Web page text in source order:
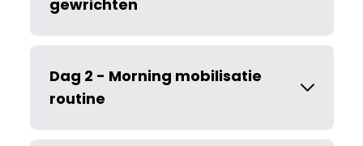
gewrichten
Dag 2 - Morning mobilisatie
routine